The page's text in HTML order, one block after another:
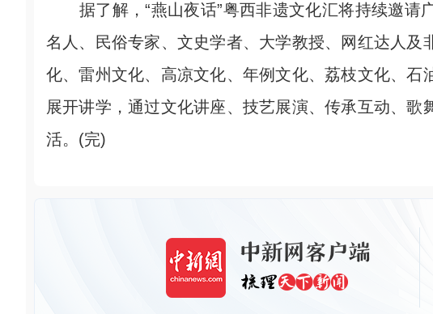
据了解，“燕山夜话”粤西非遗文化汇将持续邀请
名人、民俗专家、文史学者、大学教授、网红达人及
化、雷州文化、高凉文化、年例文化、荔枝文化、石
展开讲学，通过文化讲座、技艺展演、传承互动、
活。(完)